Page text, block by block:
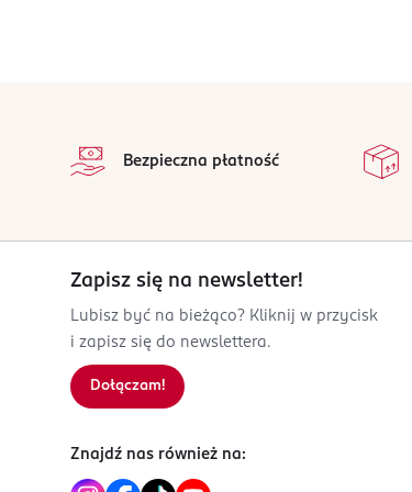
PL-Polska
5 907631 202696
Bezpieczna płatność
Zapisz się na newsletter!
Lubisz być na bieżąco? Kliknij w przycisk
i zapisz się do newslettera.
Dołączam!
Znajdź nas również na: